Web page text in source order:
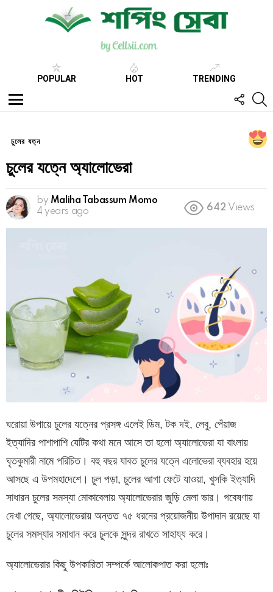
POPULAR HOT TRENDING
Menu
US
চুলের যত্ন
চুলের যত্নে অ্যালোভেরা
by Maliha Tabassum Momo
4 years ago
642 Views
ঘরোয়া উপায়ে চুলের যত্নের প্রসঙ্গ এলেই ডিম, টক দই, লেবু, পেঁয়াজ
ইত্যাদির পাশাপাশি যেটির কথা মনে আসে তা হলো অ্যালোভেরা যা বাংলায়
ঘৃতকুমারী নামে পরিচিত। বহু বছর যাবত চুলের যত্নে এলোভেরা ব্যবহার হয়ে
আসছে এ উপমহাদেশে। চুল পড়া, চুলের আগা ফেটে যাওয়া, খুসকি ইত্যাদি
সাধারন চুলের সমস্যা মোকাবেলায় অ্যালোভেরার জুড়ি মেলা ভার। গবেষণায়
দেখা গেছে, অ্যালোভেরায় অন্তত ৭৫ ধরনের প্রয়োজনীয় উপাদান রয়েছে যা
চুলের সমস্যার সমাধান করে চুলকে সুন্দর রাখতে সাহায্য করে।
অ্যালোভেরার কিছু উপকারিতা সম্পর্কে আলোকপাত করা হলোঃ